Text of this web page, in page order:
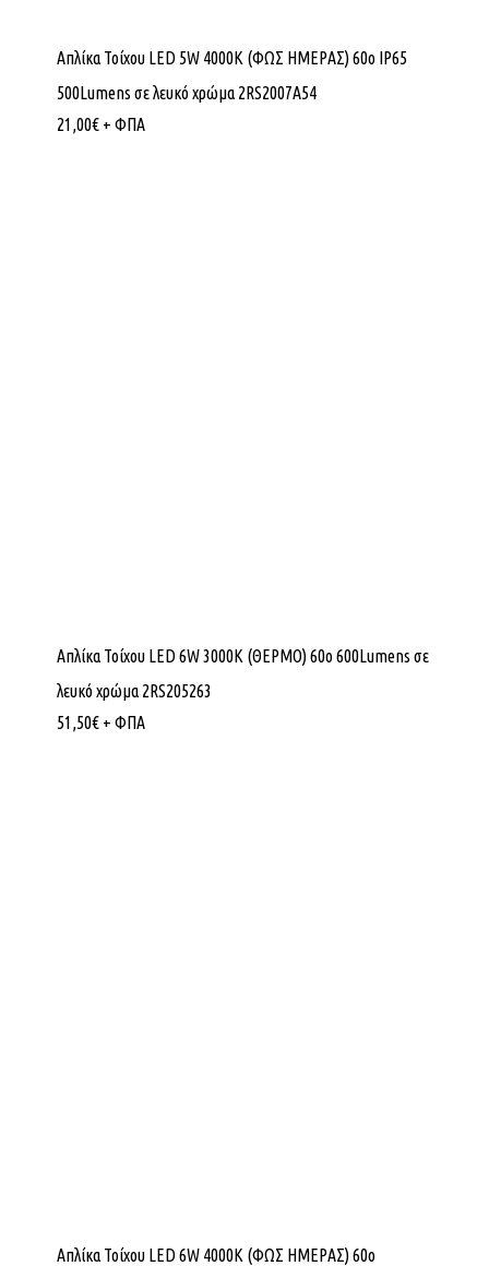
Απλίκα Τοίχου LED 5W 4000K (ΦΩΣ ΗΜΕΡΑΣ) 60ο IP65
500Lumens σε λευκό χρώμα 2RS2007A54
21,00€ + ΦΠΑ
Απλίκα Τοίχου LED 6W 3000K (ΘΕΡΜΟ) 60ο 600Lumens σε
λευκό χρώμα 2RS205263
51,50€ + ΦΠΑ
Απλίκα Τοίχου LED 6W 4000K (ΦΩΣ ΗΜΕΡΑΣ) 60ο